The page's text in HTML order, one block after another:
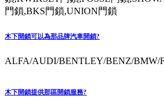
門鎖,BKS門鎖,UNION門鎖
木下開鎖可以為那品牌汽車開鎖?
ALFA/AUDI/BENTLEY/BENZ/BMW/
木下開鎖提供那區開鎖服務?